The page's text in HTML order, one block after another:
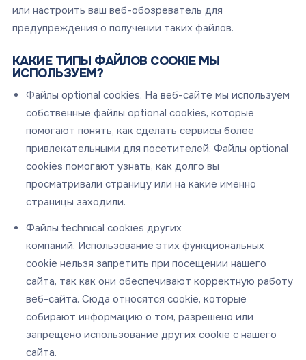
или настроить ваш веб-обозреватель для
предупреждения о получении таких файлов.
КАКИЕ ТИПЫ ФАЙЛОВ COOKIE МЫ
ИСПОЛЬЗУЕМ?
Файлы optional cookies. На веб-сайте мы используем
собственные файлы optional cookies, которые
помогают понять, как сделать сервисы более
привлекательными для посетителей. Файлы optional
cookies помогают узнать, как долго вы
просматривали страницу или на какие именно
страницы заходили.
Файлы technical cookies других
компаний. Использование этих функциональных
cookie нельзя запретить при посещении нашего
сайта, так как они обеспечивают корректную работу
веб-сайта. Сюда относятся cookie, которые
собирают информацию о том, разрешено или
запрещено использование других cookie с нашего
сайта.